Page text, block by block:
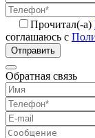
Прочитал(-а)
соглашаюсь с
Отправить
Обратная связь